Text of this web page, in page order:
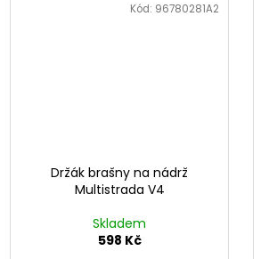
Držák brašny na nádrž
Multistrada V4
Skladem
598 Kč
Kód: 96780281A2